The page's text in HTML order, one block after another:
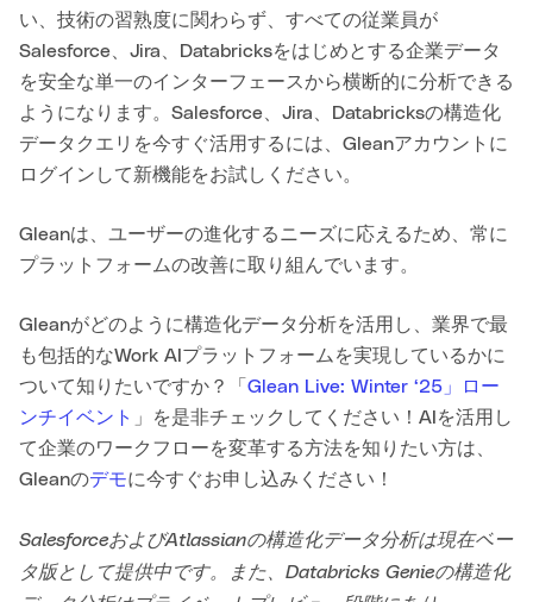
い、技術の習熟度に関わらず、すべての従業員が
Salesforce、Jira、Databricksをはじめとする企業データ
を安全な単一のインターフェースから横断的に分析できる
ようになります。Salesforce、Jira、Databricksの構造化
データクエリを今すぐ活用するには、Gleanアカウントに
ログインして新機能をお試しください。
Gleanは、ユーザーの進化するニーズに応えるため、常に
プラットフォームの改善に取り組んでいます。
Gleanがどのように構造化データ分析を活用し、業界で最
も包括的なWork AIプラットフォームを実現しているかに
ついて知りたいですか？「 Glean Live: Winter ‘25」ロー
ンチイベント
」を是非チェックしてください！AIを活用し
て企業のワークフローを変革する方法を知りたい方は、
Gleanのデモに今すぐお申し込みください！
SalesforceおよびAtlassianの構造化データ分析は現在ベー
タ版として提供中です。また、Databricks Genieの構造化